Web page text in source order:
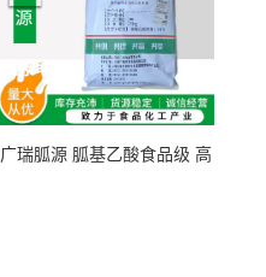
广瑞胍源 胍基乙酸食品级 高